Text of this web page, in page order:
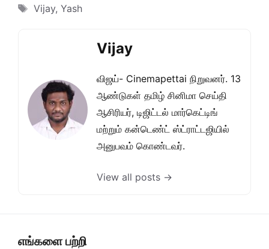
Tags
Vijay, Yash
Vijay
விஜய்- Cinemapettai நிறுவனர். 13
ஆண்டுகள் தமிழ் சினிமா செய்தி
ஆசிரியர், டிஜிட்டல் மார்கெட்டிங்
மற்றும் கன்டெண்ட் ஸ்ட்ராட்டஜியில்
அனுபவம் கொண்டவர்.
View all posts →
எங்களை பற்றி